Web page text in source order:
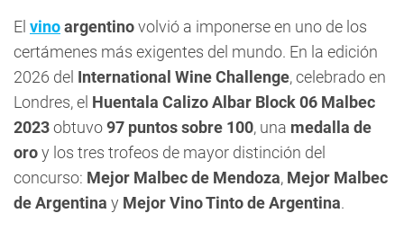
El vinoargentinovolvió a imponerse en uno de los
certámenes más exigentes del mundo. En la edición
2026 del International Wine Challenge, celebrado en
Londres, el Huentala Calizo Albar Block 06 Malbec
2023obtuvo97 puntos sobre 100, una medalla de
oroy los tres trofeos de mayor distinción del
concurso: Mejor Malbec de Mendoza, Mejor Malbec
de Argentina y Mejor Vino Tinto de Argentina.